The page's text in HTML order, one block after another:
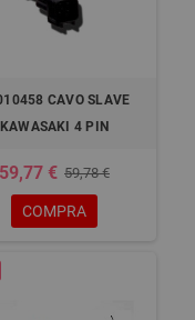
CAVO SLAVE
KAWASAKI 4 PIN
59,77 € 59,78 €
COMPRA